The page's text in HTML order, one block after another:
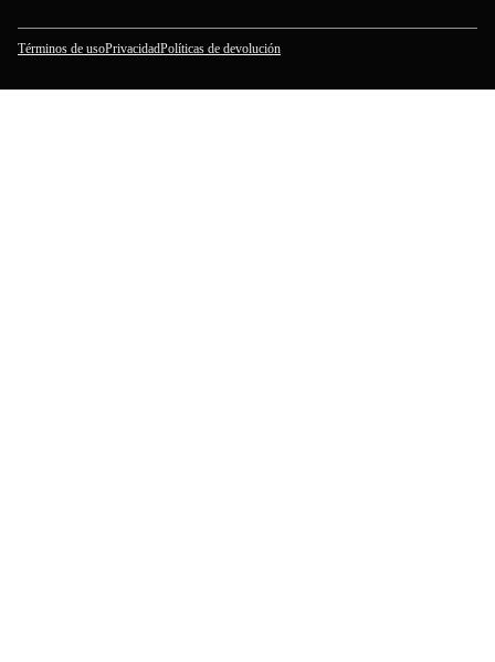
Términos de usoPrivacidadPolíticas de devolución